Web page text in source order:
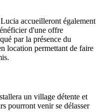
accueilleront également
d'une offre
par la présence du
location permettant de faire
un village détente et
pourront venir se délasser